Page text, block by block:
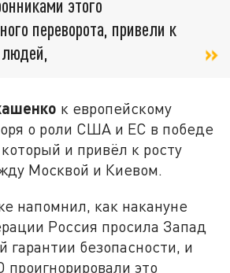
этого
переворота, привели к
к европейскому
о роли США и ЕС в победе
и привёл к росту
Москвой и Киевом.
напомнил, как накануне
Россия просила Запад
гарантии безопасности, и
это